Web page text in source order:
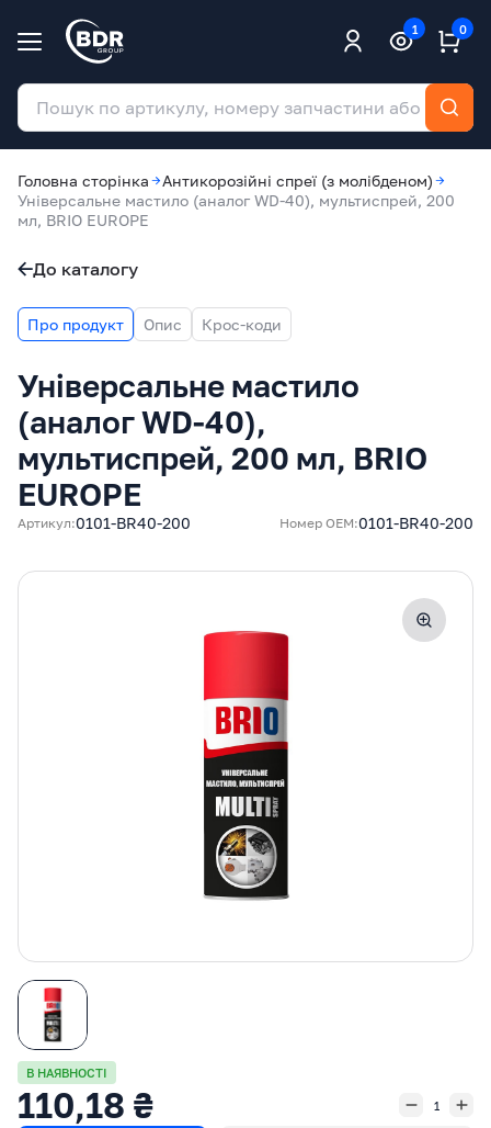
1 0
Головна сторінка
Антикорозійні спреї (з молібденом)
Універсальне мастило (аналог WD-40), мультиспрей, 200
мл, BRIO EUROPE
До каталогу
Про продукт Опис Крос-коди
Універсальне мастило
(аналог WD-40),
мультиспрей, 200 мл, BRIO
EUROPE
Артикул:0101-BR40-200 Номер ОЕМ:0101-BR40-200
В НАЯВНОСТІ
110,18 ₴